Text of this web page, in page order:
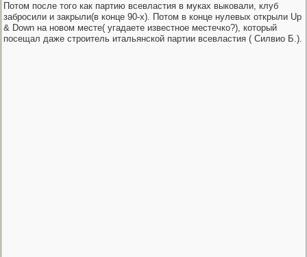
Потом после того как партию всевластия в муках выковали, клуб
забросили и закрыли(в конце 90-х). Потом в конце нулевых открыли Up
& Down на новом месте( угадаете известное местечко?), который
посещал даже строитель итальянской партии всевластия ( Силвио Б.).